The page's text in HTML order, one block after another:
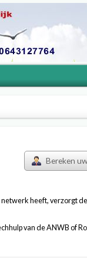
Bereken
heeft, verzorgt
van de ANWB of